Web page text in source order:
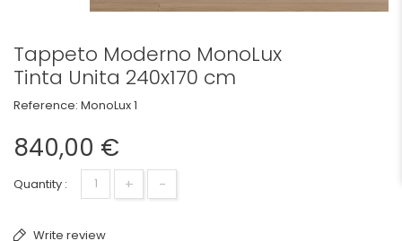
Tappeto Moderno MonoLux
Tinta Unita 240x170 cm
Reference: MonoLux 1
840,00 €
Quantity : + -
Write review